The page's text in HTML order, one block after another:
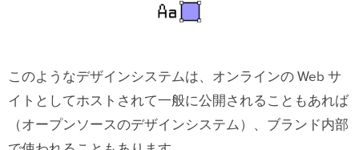
例５：Uber のデザインシステム
例６：Shopify のデザインシステム
Polaris
Shopify のデザインシステムの特徴
このようなデザインシステムは、オンラインの Web サ
イトとしてホストされて一般に公開されることもあれば
（オープンソースのデザインシステム）、ブランド内部